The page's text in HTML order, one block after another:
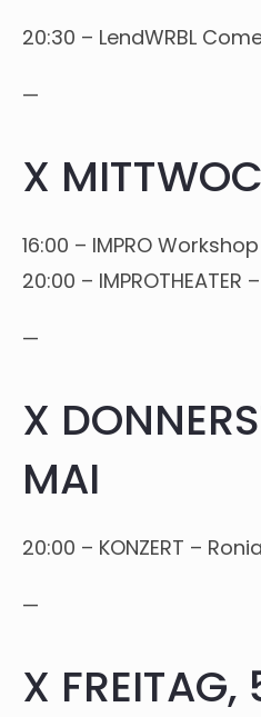
20:30 – LendWRBL
—
X
16:00 – IMPRO Workshop
20:00 – IMPROTHEATER
—
X
MAI
20:00 – KONZERT – Ronia
—
X FREITAG,